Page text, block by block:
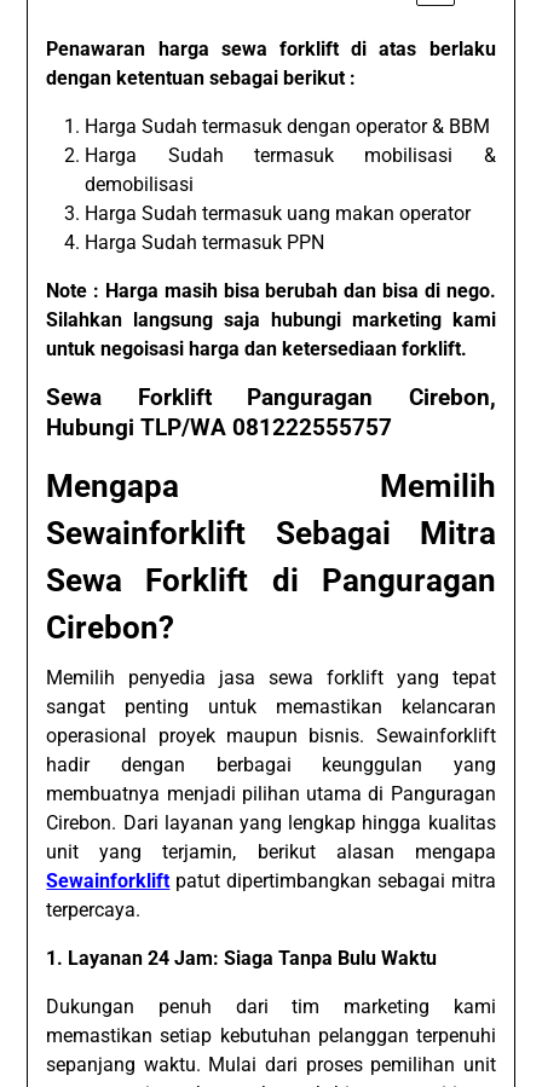
Penawaran harga sewa forklift di atas berlaku
dengan ketentuan sebagai berikut :
Harga Sudah termasuk dengan operator & BBM
Harga Sudah termasuk mobilisasi &
demobilisasi
Harga Sudah termasuk uang makan operator
Harga Sudah termasuk PPN
Note : Harga masih bisa berubah dan bisa di nego.
Silahkan langsung saja hubungi marketing kami
untuk negoisasi harga dan ketersediaan forklift.
Sewa Forklift Panguragan Cirebon,
Hubungi TLP/WA 081222555757
Mengapa Memilih
Sewainforklift Sebagai Mitra
Sewa Forklift di Panguragan
Cirebon?
Memilih penyedia jasa sewa forklift yang tepat
sangat penting untuk memastikan kelancaran
operasional proyek maupun bisnis. Sewainforklift
hadir dengan berbagai keunggulan yang
membuatnya menjadi pilihan utama di Panguragan
Cirebon. Dari layanan yang lengkap hingga kualitas
unit yang terjamin, berikut alasan mengapa
Sewainforklift patut dipertimbangkan sebagai mitra
terpercaya.
1. Layanan 24 Jam: Siaga Tanpa Bulu Waktu
Dukungan penuh dari tim marketing kami
memastikan setiap kebutuhan pelanggan terpenuhi
sepanjang waktu. Mulai dari proses pemilihan unit